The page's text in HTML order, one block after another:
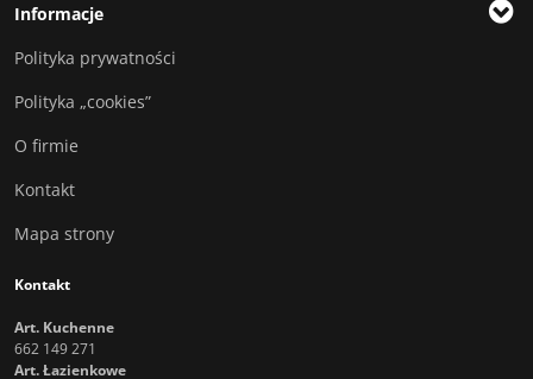
Informacje
Polityka prywatności
Polityka „cookies”
O firmie
Kontakt
Mapa strony
Kontakt
Art. Kuchenne
662 149 271
Art. Łazienkowe